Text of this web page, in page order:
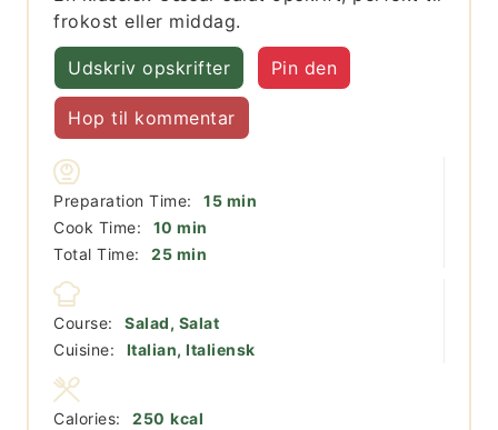
frokost eller middag.
Udskriv opskrifter Pin den
Hop til kommentar
Preparation Time: 15minutter
min
Cook Time:
10 minutter
min
Total Time:
25minutter
min
Course:
Salad, Salat
Cuisine:
Italian, Italiensk
Calories: 250 kcal